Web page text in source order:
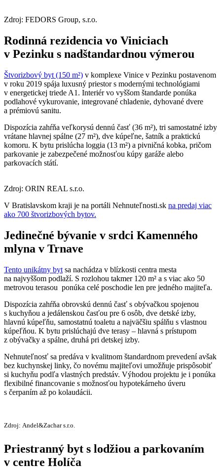
Zdroj: FEDORS Group, s.r.o.
Rodinná rezidencia vo Viniciach
v Pezinku s nadštandardnou výmerou
Štvorizbový byt (150 m²) v komplexe Vinice v Pezinku postavenom
v roku 2019 spája luxusný priestor s modernými technológiami
v energetickej triede A1. Interiér vo vyššom štandarde ponúka
podlahové vykurovanie, integrované chladenie, dyhované dvere
a prémiovú sanitu.
Dispozícia zahŕňa veľkorysú dennú časť (36 m²), tri samostatné izby
vrátane hlavnej spálne (27 m²), dve kúpeľne, šatník a praktickú
komoru. K bytu prislúcha loggia (13 m²) a pivničná kobka, pričom
parkovanie je zabezpečené možnosťou kúpy garáže alebo
parkovacích státí.
Zdroj: ORIN REAL s.r.o.
V Bratislavskom kraji je na portáli Nehnuteľnosti.sk na predaj viac
ako 700 štvorizbových bytov.
Jedinečné bývanie v srdci Kamenného
mlyna v Trnave
Tento unikátny byt sa nachádza v blízkosti centra mesta
na najvyššom podlaží. S rozlohou takmer 120 m² a s viac ako 50
metrovou terasou ponúka celé poschodie len pre jedného majiteľa.
Dispozícia zahŕňa obrovskú dennú časť s obývačkou spojenou
s kuchyňou a jedálenskou časťou pre 6 osôb, dve detské izby,
hlavnú kúpeľňu, samostatnú toaletu a najväčšiu spálňu s vlastnou
kúpeľňou. K bytu prislúchajú dve terasy – hlavná s prístupom
z obývačky a spálne, druhá pri detskej izby.
Nehnuteľnosť sa predáva v kvalitnom štandardnom prevedení avšak
bez kuchynskej linky, čo novému majiteľovi umožňuje prispôsobiť
si kuchyňu podľa vlastných predstáv. Výhodou projektu je i ponúka
flexibilné financovanie s možnosťou hypotekárneho úveru
s čerpaním až po kolaudácii.
Zdroj: Andel&Zachar s.r.o.
Priestranný byt s lodžiou a parkovaním
v centre Holíča